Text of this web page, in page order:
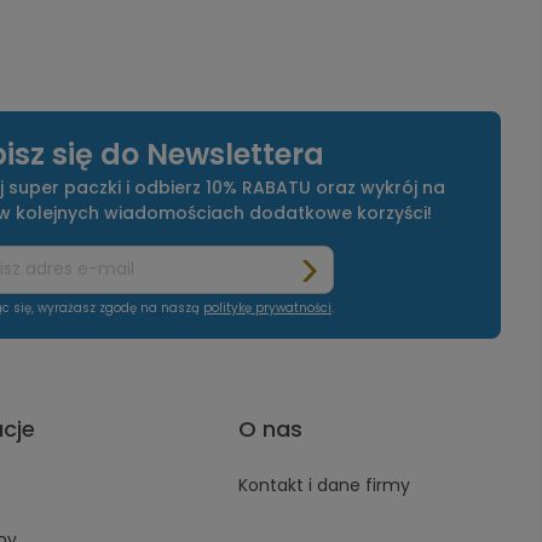
się do Newslettera
paczki i odbierz 10% RABATU oraz wykrój na
kolejnych wiadomościach dodatkowe korzyści!
się, wyrażasz zgodę na naszą politykę prywatności.
O nas
Kontakt i dane firmy